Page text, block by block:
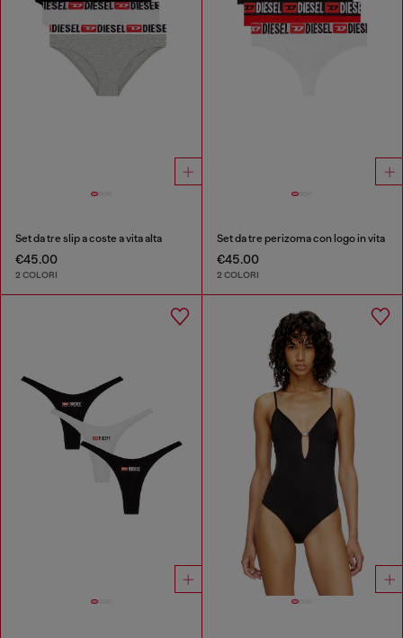
Set da tre slip a coste a vita alta
€45.00
2 COLORI
Set da tre perizoma con logo in vita
€45.00
2 COLORI